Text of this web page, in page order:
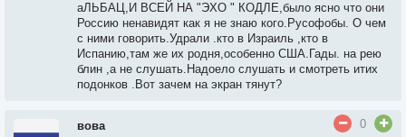
аЛЬБАЦ,И ВСЕЙ НА "ЭХО " КОДЛЕ,было ясно что они
Россию ненавидят как я не знаю кого.Русофобы. О чем
с ними говорить.Удрали .кто в Израиль ,кто в
Испанию,там же их родня,особенно США.Гады. на рею
блин ,а не слушать.Надоело слушать и смотреть итих
подонков .Вот зачем на экран тянут?
вова
0